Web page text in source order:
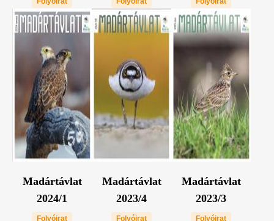
Madártávlat
2024/1
Folyóirat
Madártávlat
2023/4
Folyóirat
Madártávlat
2023/3
Folyóirat